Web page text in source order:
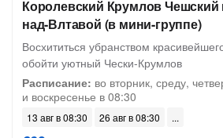
Королевский Крумлов Чешский
над-Влтавой (в мини-группе)
Восхититься убранством
обойти уютный Чески-Крумлов
Расписание: во вторник, среду,
и воскресенье в 08:30
13 авг в 08:30 26 авг в 08:30